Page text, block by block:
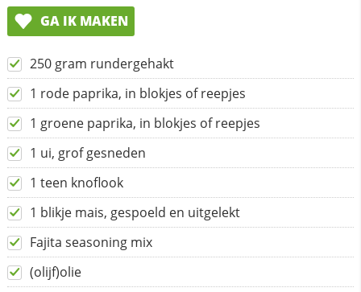
GA IK MAKEN
250 gram rundergehakt
1 rode paprika, in blokjes of reepjes
1 groene paprika, in blokjes of reepjes
1 ui, grof gesneden
1 teen knoflook
1 blikje mais, gespoeld en uitgelekt
Fajita seasoning mix
(olijf)olie